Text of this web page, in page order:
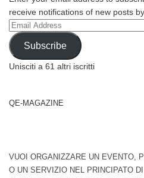
receive notifications of new posts
Email
Address
Subscribe
Unisciti a 61 altri iscritti
QE-MAGAZINE
VUOI ORGANIZZARE UN EVENTO,
O UN SERVIZIO NEL PRINCIPATO